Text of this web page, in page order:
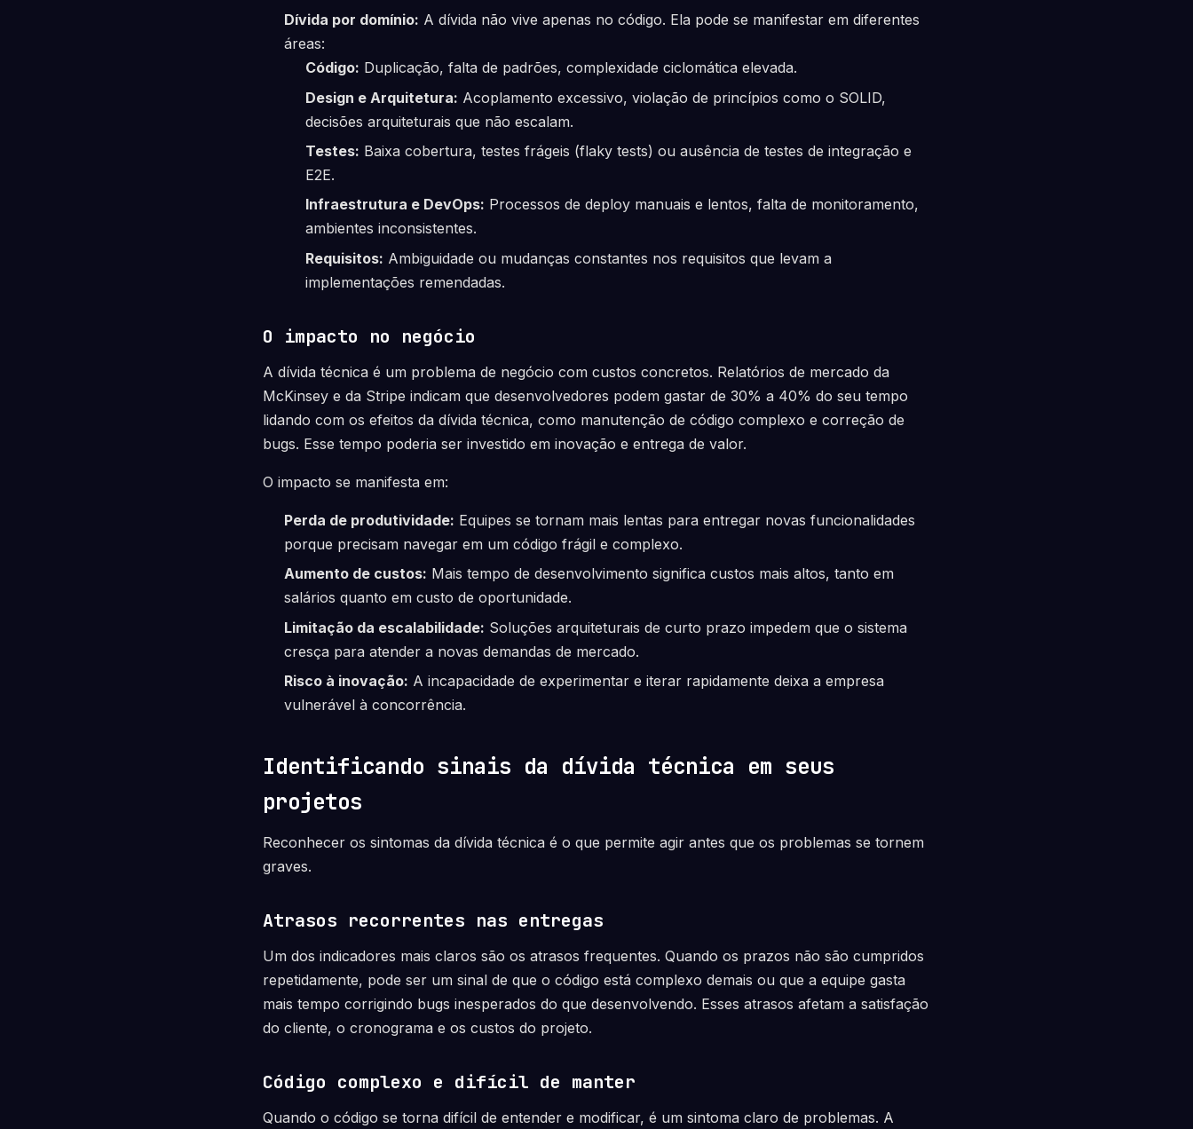
Dívida por domínio: A dívida não vive apenas no código. Ela pode se manifestar em diferentes
áreas:
Código: Duplicação, falta de padrões, complexidade ciclomática elevada.
Design e Arquitetura: Acoplamento excessivo, violação de princípios como o SOLID,
decisões arquiteturais que não escalam.
Testes: Baixa cobertura, testes frágeis (flaky tests) ou ausência de testes de integração e
E2E.
Infraestrutura e DevOps: Processos de deploy manuais e lentos, falta de monitoramento,
ambientes inconsistentes.
Requisitos: Ambiguidade ou mudanças constantes nos requisitos que levam a
implementações remendadas.
O impacto no negócio
A dívida técnica é um problema de negócio com custos concretos. Relatórios de mercado da
McKinsey e da Stripe indicam que desenvolvedores podem gastar de 30% a 40% do seu tempo
lidando com os efeitos da dívida técnica, como manutenção de código complexo e correção de
bugs. Esse tempo poderia ser investido em inovação e entrega de valor.
O impacto se manifesta em:
Perda de produtividade: Equipes se tornam mais lentas para entregar novas funcionalidades
porque precisam navegar em um código frágil e complexo.
Aumento de custos: Mais tempo de desenvolvimento significa custos mais altos, tanto em
salários quanto em custo de oportunidade.
Limitação da escalabilidade: Soluções arquiteturais de curto prazo impedem que o sistema
cresça para atender a novas demandas de mercado.
Risco à inovação: A incapacidade de experimentar e iterar rapidamente deixa a empresa
vulnerável à concorrência.
Identificando sinais da dívida técnica em seus
projetos
Reconhecer os sintomas da dívida técnica é o que permite agir antes que os problemas se tornem
graves.
Atrasos recorrentes nas entregas
Um dos indicadores mais claros são os atrasos frequentes. Quando os prazos não são cumpridos
repetidamente, pode ser um sinal de que o código está complexo demais ou que a equipe gasta
mais tempo corrigindo bugs inesperados do que desenvolvendo. Esses atrasos afetam a satisfação
do cliente, o cronograma e os custos do projeto.
Código complexo e difícil de manter
Quando o código se torna difícil de entender e modificar, é um sintoma claro de problemas. A